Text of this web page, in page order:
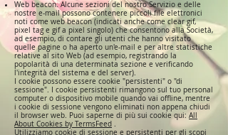
Web beacon. Alcune sezioni del nostro Servizio e delle
nostre e-mail possono contenere piccoli file elettronici
noti come web beacon (indicati anche come clear gif,
pixel tag e gif a pixel singolo) che consentono alla Società,
ad esempio, di contare gli utenti che hanno visitato
quelle pagine o ha aperto un'e-mail e per altre statistiche
relative al sito Web (ad esempio, registrando la
popolarità di una determinata sezione e verificando
l'integrità del sistema e del server).
I cookie possono essere cookie "persistenti" o "di
sessione". I cookie persistenti rimangono sul tuo personal
computer o dispositivo mobile quando vai offline, mentre
i cookie di sessione vengono eliminati non appena chiudi
il browser web. Puoi saperne di più sui cookie qui: All
About Cookies by TermsFeed
Utilizziamo cookie di sessione e persistenti per gli scopi